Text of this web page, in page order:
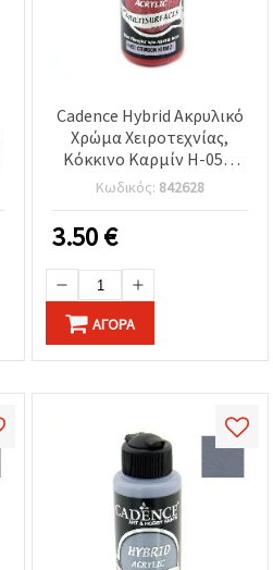
Cadence Hybrid Ακρυλικό
Χρώμα Χειροτεχνίας,
Κόκκινο Καρμίν H-053,
120 ml
Κωδικός: 842628
3.50€
ΑΓΟΡΆ